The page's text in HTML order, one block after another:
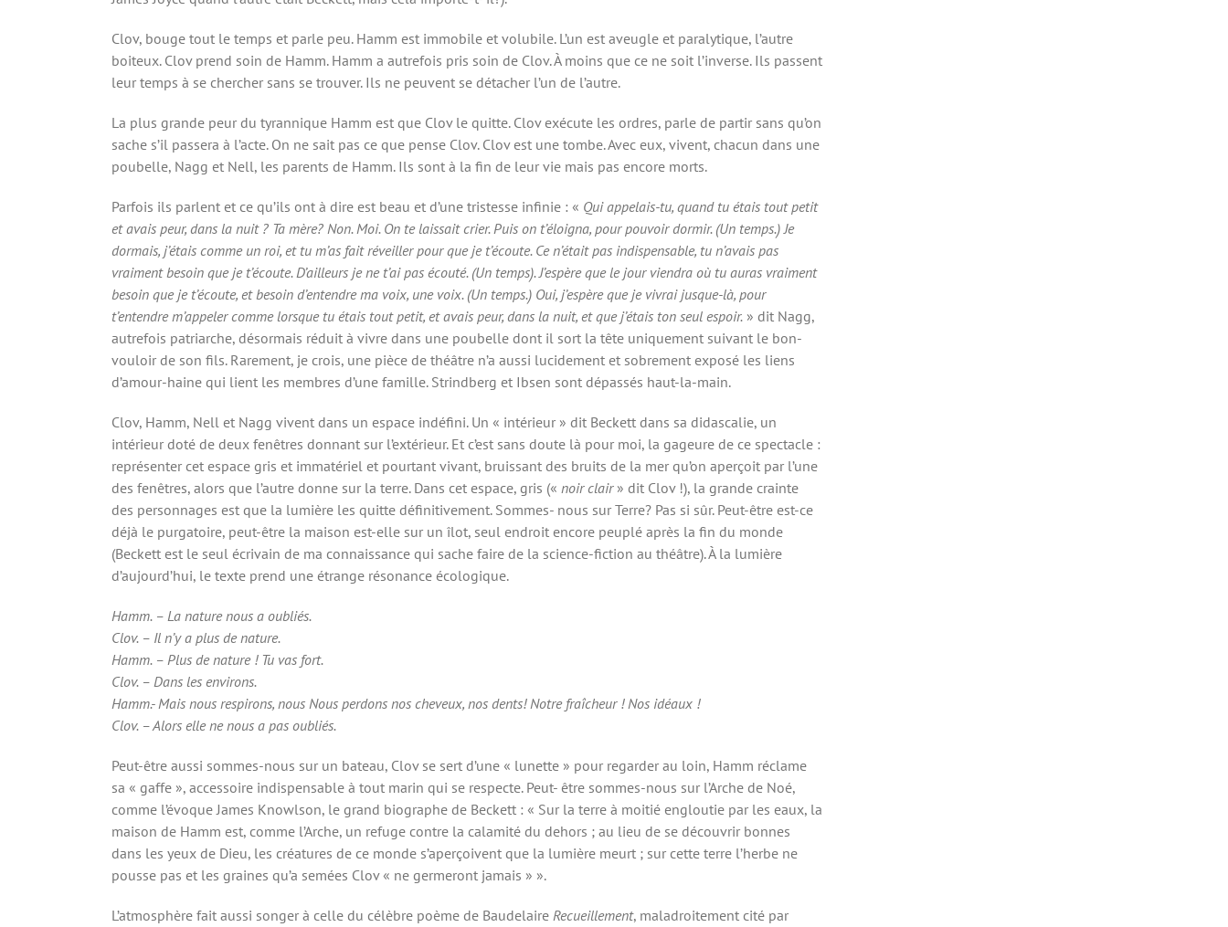
Clov, bouge tout le temps et parle peu. Hamm est immobile et volubile. L’un est aveugle et paralytique, l’autre
boiteux. Clov prend soin de Hamm. Hamm a autrefois pris soin de Clov. À moins que ce ne soit l’inverse. Ils passent
leur temps à se chercher sans se trouver. Ils ne peuvent se détacher l’un de l’autre.
La plus grande peur du tyrannique Hamm est que Clov le quitte. Clov exécute les ordres, parle de partir sans qu’on
sache s’il passera à l’acte. On ne sait pas ce que pense Clov. Clov est une tombe. Avec eux, vivent, chacun dans une
poubelle, Nagg et Nell, les parents de Hamm. Ils sont à la fin de leur vie mais pas encore morts.
Parfois ils parlent et ce qu’ils ont à dire est beau et d’une tristesse infinie : « Qui appelais-tu, quand tu étais tout petit
et avais peur, dans la nuit ? Ta mère? Non. Moi. On te laissait crier. Puis on t’éloigna, pour pouvoir dormir. (Un temps.) Je
dormais, j’étais comme un roi, et tu m’as fait réveiller pour que je t’écoute. Ce n’était pas indispensable, tu n’avais pas
vraiment besoin que je t’écoute. D’ailleurs je ne t’ai pas écouté. (Un temps). J’espère que le jour viendra où tu auras vraiment
besoin que je t’écoute, et besoin d’entendre ma voix, une voix. (Un temps.) Oui, j’espère que je vivrai jusque-là, pour
t’entendre m’appeler comme lorsque tu étais tout petit, et avais peur, dans la nuit, et que j’étais ton seul espoir. » dit Nagg,
autrefois patriarche, désormais réduit à vivre dans une poubelle dont il sort la tête uniquement suivant le bon-
vouloir de son fils. Rarement, je crois, une pièce de théâtre n’a aussi lucidement et sobrement exposé les liens
d’amour-haine qui lient les membres d’une famille. Strindberg et Ibsen sont dépassés haut-la-main.
Clov, Hamm, Nell et Nagg vivent dans un espace indéfini. Un « intérieur » dit Beckett dans sa didascalie, un
intérieur doté de deux fenêtres donnant sur l’extérieur. Et c’est sans doute là pour moi, la gageure de ce spectacle :
représenter cet espace gris et immatériel et pourtant vivant, bruissant des bruits de la mer qu’on aperçoit par l’une
des fenêtres, alors que l’autre donne sur la terre. Dans cet espace, gris (« noir clair» dit Clov !), la grande crainte
des personnages est que la lumière les quitte définitivement. Sommes- nous sur Terre? Pas si sûr. Peut-être est-ce
déjà le purgatoire, peut-être la maison est-elle sur un îlot, seul endroit encore peuplé après la fin du monde
(Beckett est le seul écrivain de ma connaissance qui sache faire de la science-fiction au théâtre). À la lumière
d’aujourd’hui, le texte prend une étrange résonance écologique.
Hamm. – La nature nous a oubliés.
Clov. – Il n’y a plus de nature.
Hamm. – Plus de nature ! Tu vas fort.
Clov. – Dans les environs.
Hamm.- Mais nous respirons, nous Nous perdons nos cheveux, nos dents! Notre fraîcheur ! Nos idéaux !
Clov. – Alors elle ne nous a pas oubliés.
Peut-être aussi sommes-nous sur un bateau, Clov se sert d’une « lunette » pour regarder au loin, Hamm réclame
sa « gaffe », accessoire indispensable à tout marin qui se respecte. Peut- être sommes-nous sur l’Arche de Noé,
comme l’évoque James Knowlson, le grand biographe de Beckett : « Sur la terre à moitié engloutie par les eaux, la
maison de Hamm est, comme l’Arche, un refuge contre la calamité du dehors ; au lieu de se découvrir bonnes
dans les yeux de Dieu, les créatures de ce monde s’aperçoivent que la lumière meurt ; sur cette terre l’herbe ne
pousse pas et les graines qu’a semées Clov « ne germeront jamais » ».
L’atmosphère fait aussi songer à celle du célèbre poème de Baudelaire Recueillement, maladroitement cité par